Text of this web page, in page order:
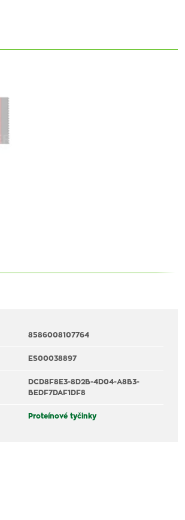
8586008107764
ES00038897
DCD8F8E3-8D2B-4D04-A8B3-
BEDF7DAF1DF8
Proteínové tyčinky